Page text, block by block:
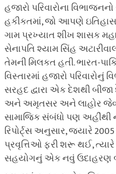
હજારો પરિવારોના વિભાજનનો
હકીકતમાં, જો આપણે
ગામ પ્રખ્યાત શીખ શાસક
સેનાપતિ શ્યામ સિંહ
તેમની મિલકત હતી. ભારત-
વિસ્તારમાં હજારો
સરહદ દ્વારા એક દેશથી
અને અમૃતસર અને લાહોર
સામાજિક સંબંધો પણ અહીંથી
રિપોર્ટ્સ અનુસાર, જ્યારે
પ્રવૃત્તિઓ ફરી શરૂ થઈ,
સહયોગનું એક નવું ઉદાહરણ